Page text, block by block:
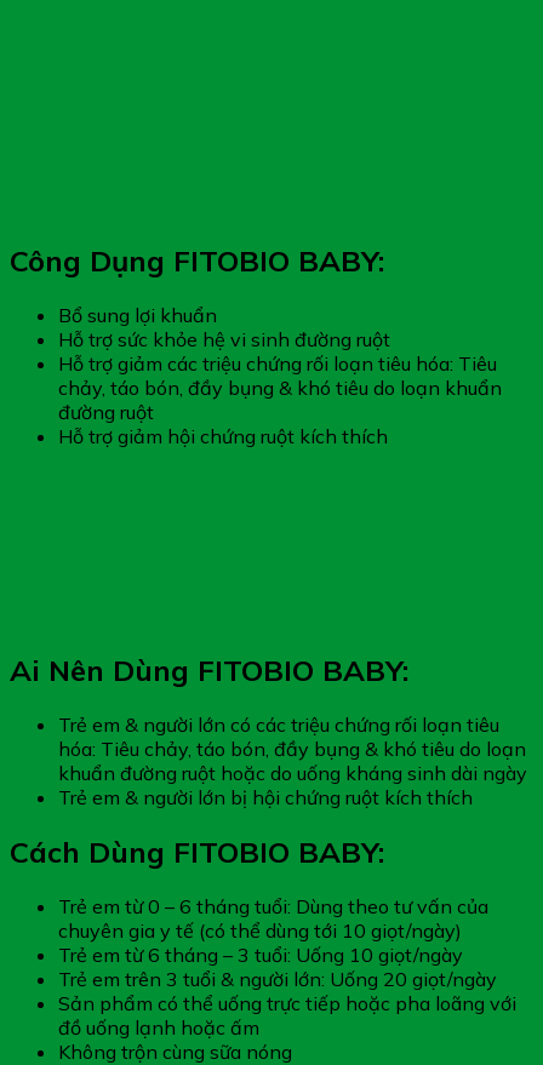
Công Dụng FITOBIO BABY:
Bổ sung lợi khuẩn
Hỗ trợ sức khỏe hệ vi sinh đường ruột
Hỗ trợ giảm các triệu chứng rối loạn tiêu hóa: Tiêu
chảy, táo bón, đầy bụng & khó tiêu do loạn khuẩn
đường ruột
Hỗ trợ giảm hội chứng ruột kích thích
Ai Nên Dùng FITOBIO BABY:
Trẻ em & người lớn có các triệu chứng rối loạn tiêu
hóa: Tiêu chảy, táo bón, đầy bụng & khó tiêu do loạn
khuẩn đường ruột hoặc do uống kháng sinh dài ngày
Trẻ em & người lớn bị hội chứng ruột kích thích
Cách Dùng FITOBIO BABY:
Trẻ em từ 0 – 6 tháng tuổi: Dùng theo tư vấn của
chuyên gia y tế (có thể dùng tới 10 giọt/ngày)
Trẻ em từ 6 tháng – 3 tuổi: Uống 10 giọt/ngày
Trẻ em trên 3 tuổi & người lớn: Uống 20 giọt/ngày
Sản phẩm có thể uống trực tiếp hoặc pha loãng với
đồ uống lạnh hoặc ấm
Không trộn cùng sữa nóng